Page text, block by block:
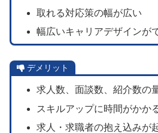
取れる対応策の幅が広い
幅広いキャリアデザインが
デメリット
求人数、面談数、紹介数の
スキルアップに時間がかか
求人・求職者の抱え込みが